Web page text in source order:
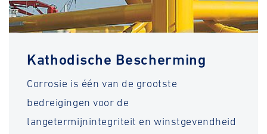
Kathodische Bescherming
Corrosie is één van de grootste
bedreigingen voor de
langetermijnintegriteit en winstgevendheid